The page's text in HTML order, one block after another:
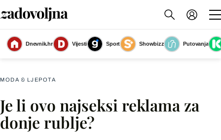
Dnevnik.hr Vijesti Sport Showbizz
Putovanja
Slika nije dostupna
MODA & LJEPOTA
Je li ovo najseksi reklama za
donje rublje?
Facebook